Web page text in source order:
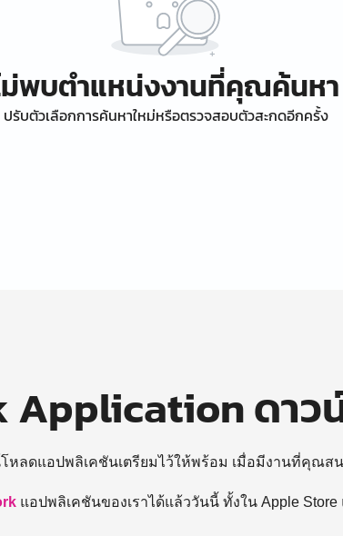
ม่พบตำแหน่งงานที่คุณค้นหา
ปรับตัวเลือกการค้นหาใหม่หรือตรวจสอบตัวสะกดอีกครั้ง
Application ดาว
หลดแอปพลิเคชันเตรียมไว้ให้พร้อม เมื่อมีงานที่คุณส
แอปพลิเคชันของเราได้แล้ววันนี้ ทั้งใน Apple Store